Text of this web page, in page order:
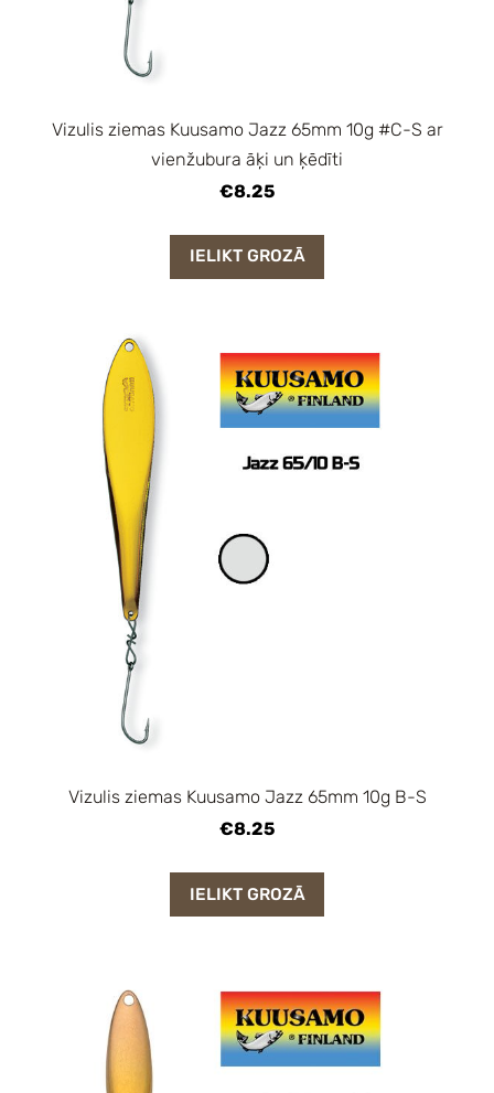
Vizulis ziemas Kuusamo Jazz 65mm 10g #C-S ar
vienžubura āķi un ķēdīti
€8.25
IELIKT GROZĀ
Vizulis ziemas Kuusamo Jazz 65mm 10g B-S
€8.25
IELIKT GROZĀ